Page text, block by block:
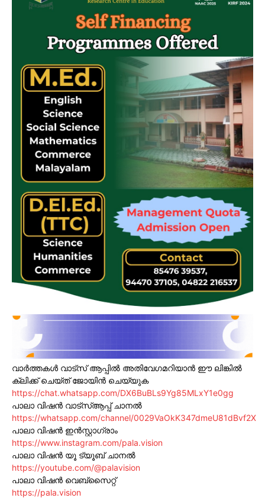
വാർത്തകൾ വാട്സ് ആപ്പിൽ അതിവേഗമറിയാൻ ഈ ലിങ്കിൽ
ക്ലിക്ക് ചെയ്ത് ജോയിൻ ചെയ്യുക
https://chat.whatsapp.com/DX6BuBLs9Yg85MLxY1e0gg
പാലാ വിഷൻ വാട്സ്ആപ്പ് ചാനൽ
https://whatsapp.com/channel/0029VaOkK347dmeU81dBvf2X
പാലാ വിഷൻ ഇൻസ്റ്റാഗ്രാം
https://www.instagram.com/pala.vision
പാലാ വിഷൻ യൂ ട്യൂബ് ചാനൽ
https://youtube.com/@palavision
പാലാ വിഷൻ വെബ്സൈറ്റ്
https://pala.vision